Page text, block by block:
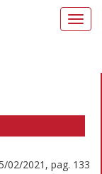
02/2021, pag. 133